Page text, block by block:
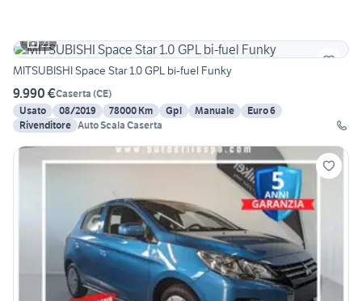
21
MITSUBISHI Space Star 1.0 GPL bi-fuel Funky
9.990 €Caserta (CE)
Usato
08/2019 78000 Km Gpl Manuale
Euro 6
Rivenditore Auto Scala Caserta